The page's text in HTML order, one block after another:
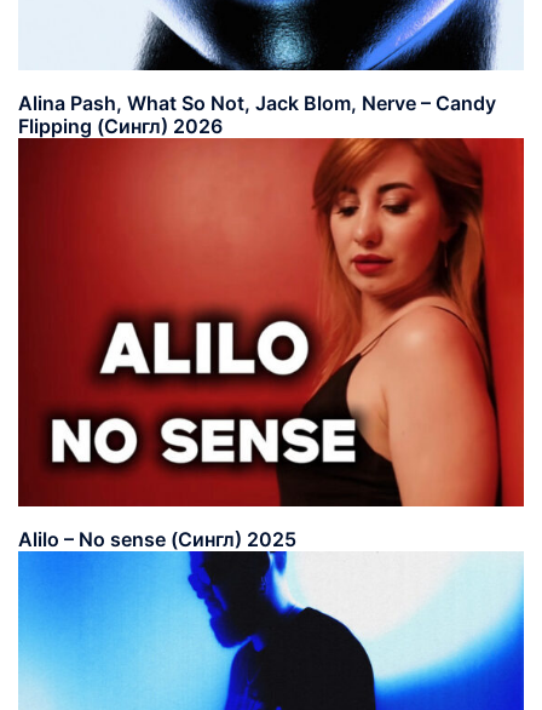
Alina Pash, What So Not, Jack Blom, Nerve – Candy
Flipping (Сингл) 2026
Alilo – No sense (Сингл) 2025